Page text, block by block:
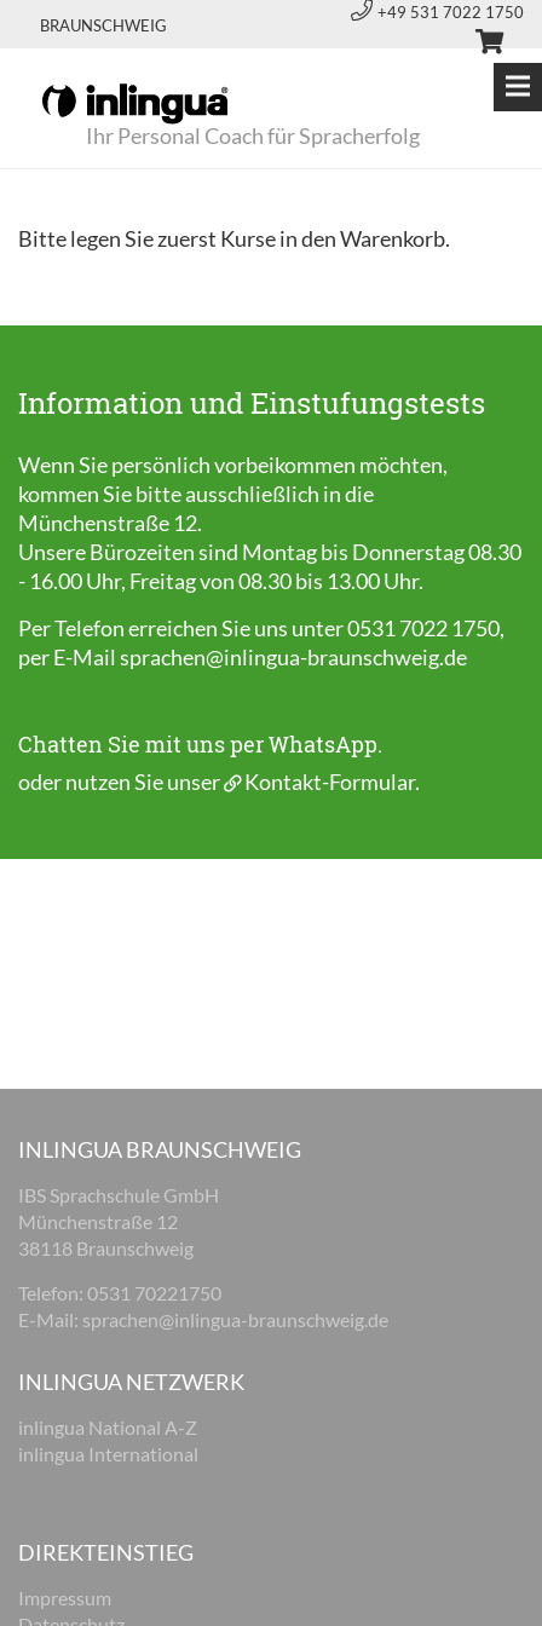
BRAUNSCHWEIG
+49 531 7022 1750
Ihr Personal Coach für Spracherfolg
Bitte legen Sie zuerst Kurse in den Warenkorb.
Information und Einstufungstests
Wenn Sie persönlich vorbeikommen möchten,
kommen Sie bitte ausschließlich in die
Münchenstraße 12.
Unsere Bürozeiten sind Montag bis Donnerstag 08.30
- 16.00 Uhr, Freitag von 08.30 bis 13.00 Uhr.
Per Telefon erreichen Sie uns unter 0531 7022 1750,
per E-Mail sprachen@inlingua-braunschweig.de
Chatten Sie mit uns per WhatsApp.
oder nutzen Sie unser Kontakt-Formular.
INLINGUA BRAUNSCHWEIG
IBS Sprachschule GmbH
Münchenstraße 12
38118 Braunschweig
Telefon: 0531 70221750
E-Mail: sprachen@inlingua-braunschweig.de
INLINGUA NETZWERK
inlingua National A-Z
inlingua International
DIREKTEINSTIEG
Impressum